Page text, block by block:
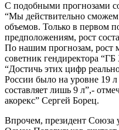
С подобными прогнозами
“Мы действительно
объемов. Только в первом
предположениям, рост
По нашим прогнозам, рост
советник гендиректора
“Достичь этих цифр
России было на уровне 19 л
составляет лишь 9 л”,-
акорекс” Сергей Борец.
Впрочем, президент Союза